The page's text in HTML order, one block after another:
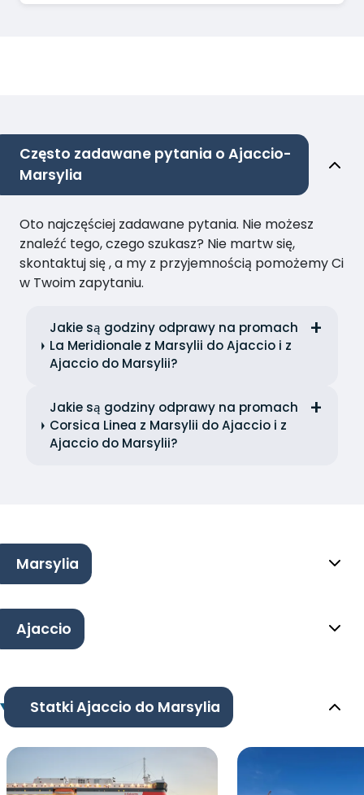
Często zadawane pytania o Ajaccio-
Marsylia
Oto najczęściej zadawane pytania. Nie możesz
znaleźć tego, czego szukasz? Nie martw się,
skontaktuj się , a my z przyjemnością pomożemy Ci
w Twoim zapytaniu.
Jakie są godziny odprawy na promach
La Meridionale z Marsylii do Ajaccio i z
Ajaccio do Marsylii?
Jakie są godziny odprawy na promach
Corsica Linea z Marsylii do Ajaccio i z
Ajaccio do Marsylii?
Marsylia
Ajaccio
Statki Ajaccio do Marsylia